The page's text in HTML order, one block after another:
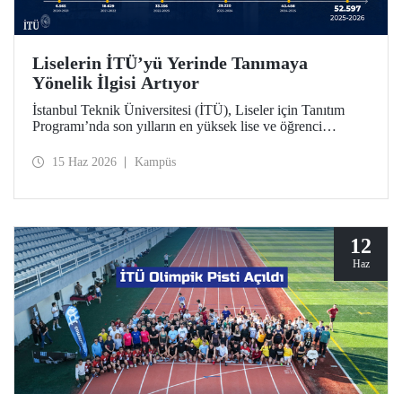
Liselerin İTÜ’yü Yerinde Tanımaya
Yönelik İlgisi Artıyor
İstanbul Teknik Üniversitesi (İTÜ), Liseler için Tanıtım
Programı’nda son yılların en yüksek lise ve öğrenci
liseden 52.597 öğrenci İTÜ’yü yakından tanıdı.
15 Haz 2026 Kampüs
12
Haz